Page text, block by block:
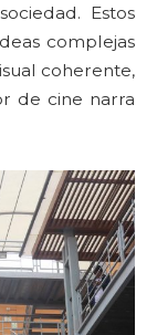
Estos
complejas
coherente,
de cine narra